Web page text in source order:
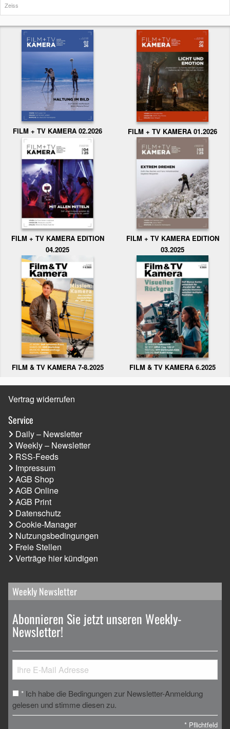
Zeiss
FILM + TV KAMERA 02.2026 FILM + TV KAMERA 01.2026
FILM + TV KAMERA EDITION
04.2025
FILM + TV KAMERA EDITION
03.2025
FILM & TV KAMERA 7-8.2025 FILM & TV KAMERA 6.2025
Vertrag widerrufen
Service
Daily – Newsletter
Weekly – Newsletter
RSS-Feeds
Impressum
AGB Shop
AGB Online
AGB Print
Datenschutz
Cookie-Manager
Nutzungsbedingungen
Freie Stellen
Verträge hier kündigen
Weekly Newsletter
Abonnieren Sie jetzt unseren Weekly-
Newsletter!
* Ich habe die Bedingungen zur Newsletter-Anmeldung
gelesen und stimme diesen zu.
* Pflichtfeld